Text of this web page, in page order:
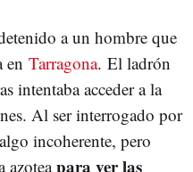
a un hombre que
en Tarragona. El ladrón
intentaba acceder a la
Al ser interrogado por
incoherente, pero
azoteapara ver las